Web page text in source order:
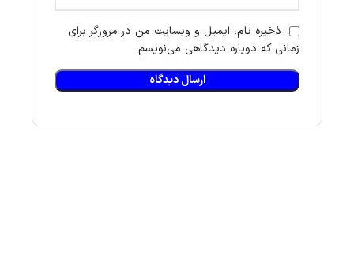
ذخیره نام، ایمیل و وبسایت من در مرورگر برای
زمانی که دوباره دیدگاهی می‌نویسم.